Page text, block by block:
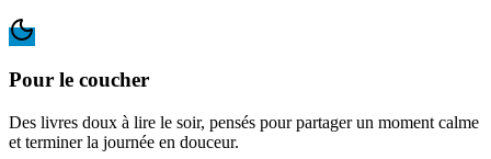
Pour le coucher
Des livres doux à lire le soir, pensés pour partager un moment calme
et terminer la journée en douceur.